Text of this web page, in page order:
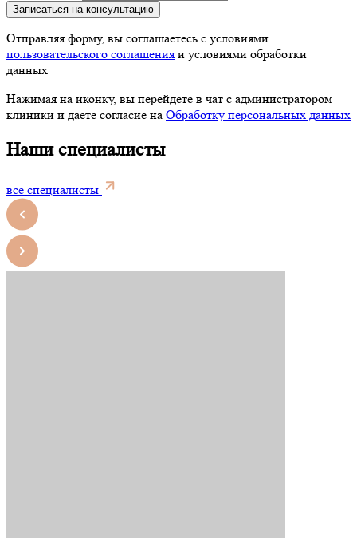
Записаться на консультацию
Отправляя форму, вы соглашаетесь с условиями
пользовательского соглашения и условиями обработки
данных
Нажимая на иконку, вы перейдете в чат с администратором
клиники и даете согласие на Обработку персональных данных
Наши специалисты
все специалисты